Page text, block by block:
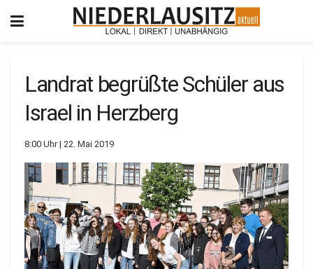
Landrat begrüßte Schüler aus
Israel in Herzberg
8:00 Uhr | 22. Mai 2019